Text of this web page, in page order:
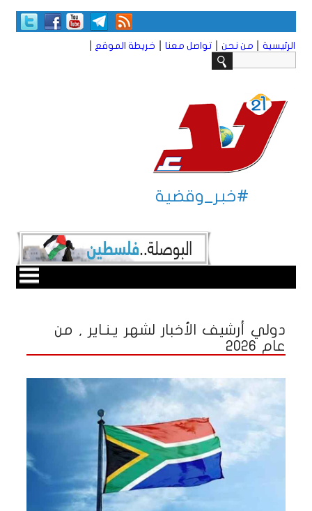
الرئيسية من نحن تواصل معنا خريطة الموقع
#خبر_وقضية
دولي أرشيف الأخبار لشهر يـنـاير , من
عام 2026